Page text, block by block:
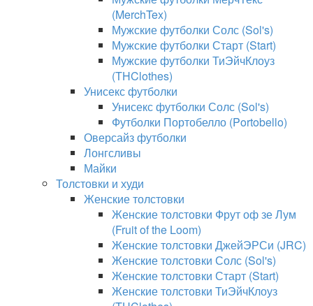
(MerchTex)
Мужские футболки Солс (Sol's)
Мужские футболки Старт (Start)
Мужские футболки ТиЭйчКлоуз
(THClothes)
Унисекс футболки
Унисекс футболки Солс (Sol's)
Футболки Портобелло (Portobello)
Оверсайз футболки
Лонгсливы
Майки
Толстовки и худи
Женские толстовки
Женские толстовки Фрут оф зе Лум
(Fruit of the Loom)
Женские толстовки ДжейЭРСи (JRC)
Женские толстовки Солс (Sol's)
Женские толстовки Старт (Start)
Женские толстовки ТиЭйчКлоуз